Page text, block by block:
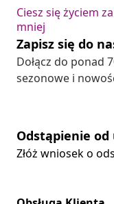
Ciesz się życiem za
mniej
Zapisz się do
Dołącz do ponad
sezonowe i
Odstąpienie
Złóż wniosek o